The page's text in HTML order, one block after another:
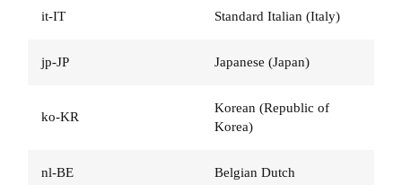
it-IT Standard Italian (Italy)
jp-JP Japanese (Japan)
ko-KR
Korean (Republic of
Korea)
nl-BE Belgian Dutch